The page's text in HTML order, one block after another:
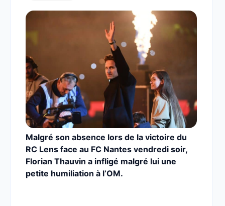
Malgré son absence lors de la victoire du
RC Lens face au FC Nantes vendredi soir,
Florian Thauvin a infligé malgré lui une
petite humiliation à l’OM.